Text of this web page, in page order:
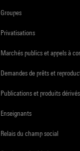
Groupes
Privatisations
Marchés publics et appels à
Demandes de prêts et
Publications et produits dérivés
Enseignants
Relais du champ social